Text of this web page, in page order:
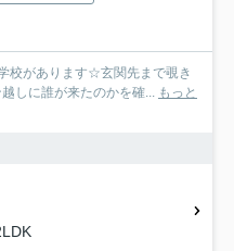
校があります☆玄関先まで覗き
しに誰が来たのかを確...
もっと